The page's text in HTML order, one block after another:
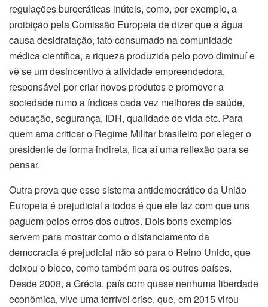
regulações burocráticas inúteis, como, por exemplo, a
proibição pela Comissão Europeia de dizer que a água
causa desidratação, fato consumado na comunidade
médica científica, a riqueza produzida pelo povo diminuí e
vê se um desincentivo à atividade empreendedora,
responsável por criar novos produtos e promover a
sociedade rumo a índices cada vez melhores de saúde,
educação, segurança, IDH, qualidade de vida etc. Para
quem ama criticar o Regime Militar brasileiro por eleger o
presidente de forma indireta, fica aí uma reflexão para se
pensar.
Outra prova que esse sistema antidemocrático da União
Europeia é prejudicial a todos é que ele faz com que uns
paguem pelos erros dos outros. Dois bons exemplos
servem para mostrar como o distanciamento da
democracia é prejudicial não só para o Reino Unido, que
deixou o bloco, como também para os outros países.
Desde 2008, a Grécia, país com quase nenhuma liberdade
econômica, vive uma terrível crise, que, em 2015 virou